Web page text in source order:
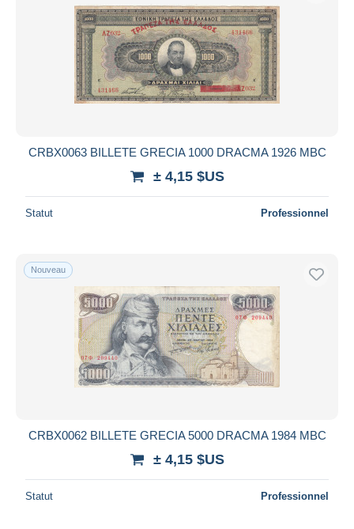
CRBX0063 BILLETE GRECIA 1000 DRACMA 1926 MBC
± 4,15 $US
Statut Professionnel
Nouveau
CRBX0062 BILLETE GRECIA 5000 DRACMA 1984 MBC
± 4,15 $US
Statut Professionnel